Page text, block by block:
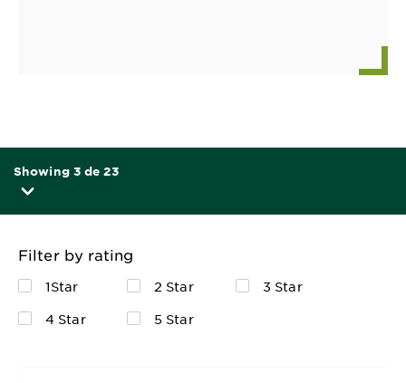
Showing 3 de 23
Filter by rating
1Star 2 Star
3 Star
4 Star
5 Star